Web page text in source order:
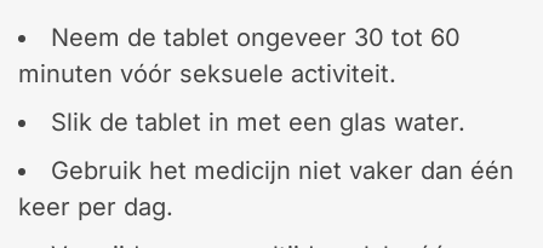
Neem de tablet ongeveer 30 tot 60
minuten vóór seksuele activiteit.
Slik de tablet in met een glas water.
Gebruik het medicijn niet vaker dan één
keer per dag.